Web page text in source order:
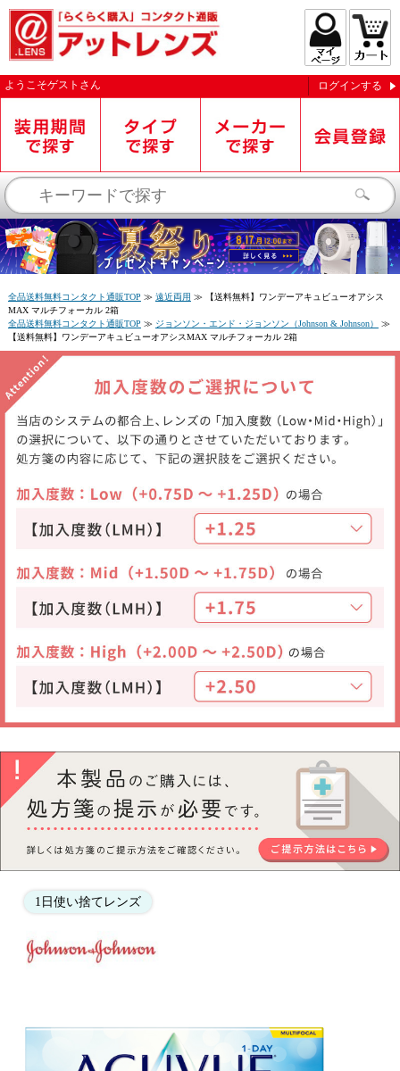
ようこそゲスト さん ログインする
全品送料無料コンタクト通販TOP ≫ 遠近両用 ≫
【送料無料】ワンデーアキュビューオアシス
MAX マルチフォーカル 2箱
全品送料無料コンタクト通販TOP ≫ ジョンソン・エンド・ジョンソン（Johnson & Johnson）
≫
【送料無料】ワンデーアキュビューオアシスMAX マルチフォーカル 2箱
1日使い捨てレンズ
お知らせを受信する
閉じる